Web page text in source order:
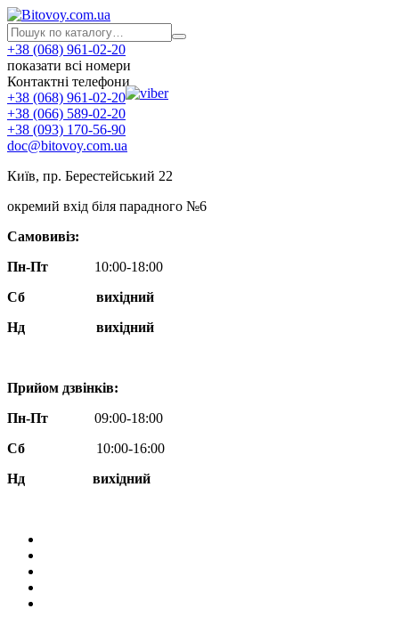
+38 (068) 961-02-20
показати всі номери
Контактні телефони
+38 (068) 961-02-20
+38 (066) 589-02-20
+38 (093) 170-56-90
doc@bitovoy.com.ua
Київ, пр. Берестейський 22
окремий вхід біля парадного №6
Самовивіз:
Пн-Пт
10:00-18:00
Сб
вихідний
Нд
вихідний
Прийом дзвінків:
Пн-Пт
09:00-18:00
Сб
10:00-16:00
Нд вихідний